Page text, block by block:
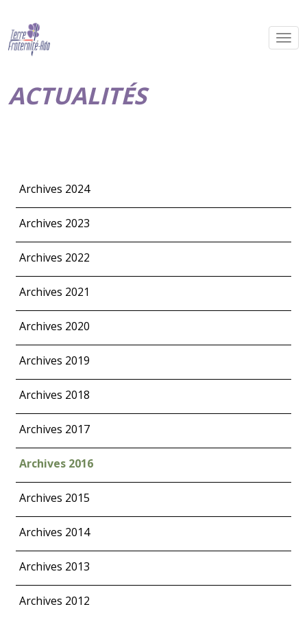
ACTUALITÉS
Archives 2024
Archives 2023
Archives 2022
Archives 2021
Archives 2020
Archives 2019
Archives 2018
Archives 2017
Archives 2016
Archives 2015
Archives 2014
Archives 2013
Archives 2012